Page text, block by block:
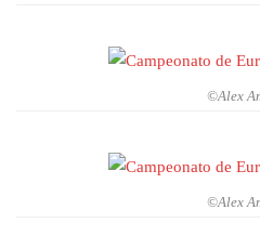
©Alex
©Alex